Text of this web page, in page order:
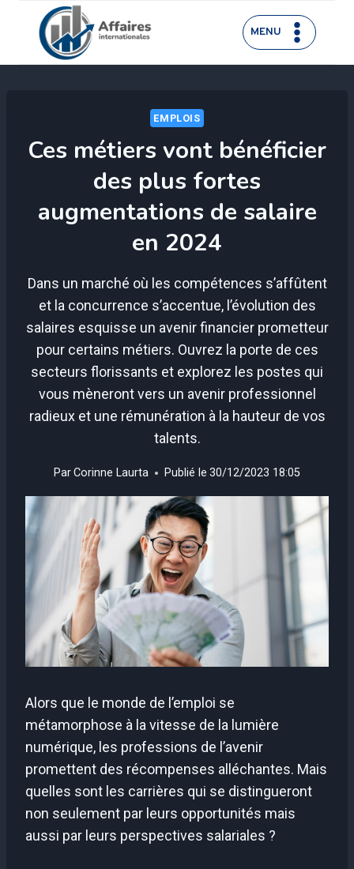
contenu
MENU
EMPLOIS
Ces métiers vont bénéficier
des plus fortes
augmentations de salaire
en 2024
Dans un marché où les compétences s’affûtent
et la concurrence s’accentue, l’évolution des
salaires esquisse un avenir financier prometteur
pour certains métiers. Ouvrez la porte de ces
secteurs florissants et explorez les postes qui
vous mèneront vers un avenir professionnel
radieux et une rémunération à la hauteur de vos
talents.
ParCorinne Laurta Publié le 30/12/2023 18:05
Alors que le monde de l’emploi se
métamorphose à la vitesse de la lumière
numérique, les professions de l’avenir
promettent des récompenses alléchantes. Mais
quelles sont les carrières qui se distingueront
non seulement par leurs opportunités mais
aussi par leurs perspectives salariales ?